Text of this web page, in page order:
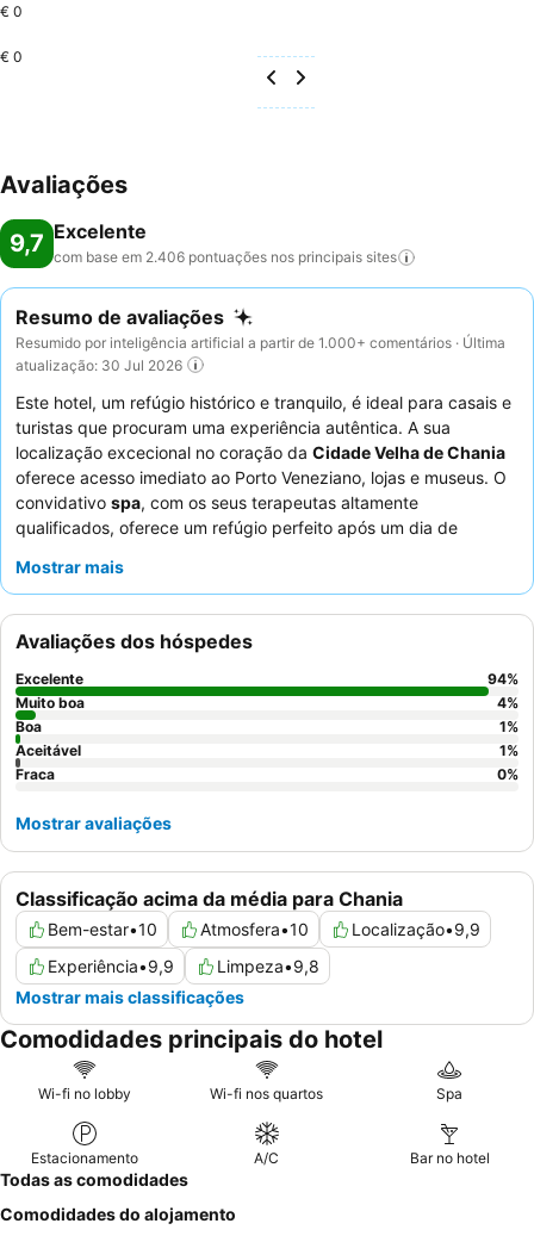
€ 0
€ 0
Avaliações
9,7 Excelente
com base em 2.406 pontuações nos principais sites
Resumo de avaliações
Resumido por inteligência artificial a partir de 1.000+ comentários · Última
atualização: 30 Jul 2026
Este hotel, um refúgio histórico e tranquilo, é ideal para casais e
turistas que procuram uma experiência autêntica. A sua
localização excecional no coração da Cidade Velha de Chania
oferece acesso imediato ao Porto Veneziano, lojas e museus. O
convidativo spa, com os seus terapeutas altamente
qualificados, oferece um refúgio perfeito após um dia de
excecional e o pequeno-almoço notável, que apresenta
deslumbrantes sobre o porto e pores do sol incríveis, não deixe
de visitar oterraço no último piso
Mostrar mais
Classificação acima da média para Chania
Bem-estar•10 Atmosfera•10 Localização•9,9
Experiência•9,9 Limpeza•9,8
Mostrar mais classificações
Avaliações dos hóspedes
Excelente 94%
Muito boa
4%
Boa
1%
Aceitável
1%
Fraca
0%
Mostrar avaliações
Comodidades principais do hotel
Wi-fi no lobby Wi-fi nos quartos Spa
Estacionamento A/C Bar no hotel
Todas as comodidades
Comodidades do alojamento